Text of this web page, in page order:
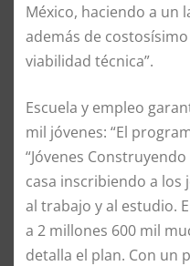
México, haciendo a un
además de
viabilidad técnica”.
Escuela y empleo
mil jóvenes: “El
“Jóvenes
casa inscribiendo a
al trabajo y al estudio.
a 2 millones 600 mil
detalla el plan. Con un